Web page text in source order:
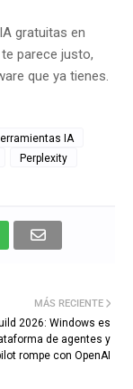
gratuitas en
parece justo,
que ya tienes.
IA
Perplexity
MÁS RECIENTE
2026: Windows es
de agentes y
rompe con OpenAI